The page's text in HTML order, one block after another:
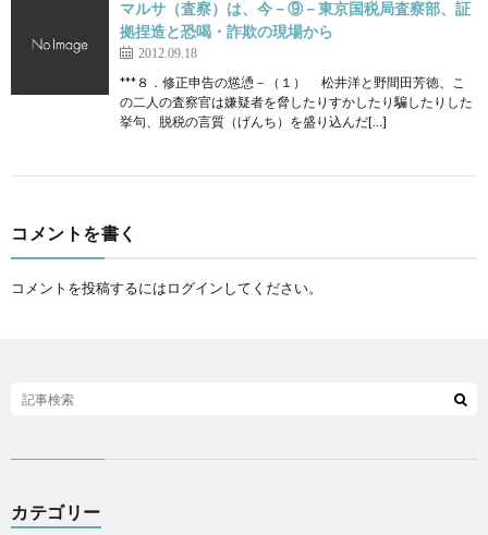
マルサ（査察）は、今－⑨－東京国税局査察部、証
拠捏造と恐喝・詐欺の現場から
2012.09.18
***８．修正申告の慫慂－（１） 松井洋と野間田芳徳、こ
の二人の査察官は嫌疑者を脅したりすかしたり騙したりした
挙句、脱税の言質（げんち）を盛り込んだ[…]
コメントを書く
コメントを投稿するにはログインしてください。
カテゴリー